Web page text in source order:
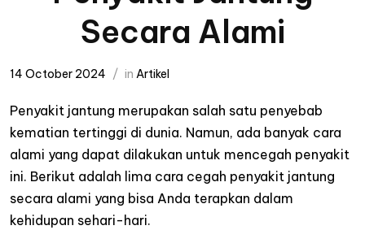
Secara Alami
14 October 2024 in Artikel
Penyakit jantung merupakan salah satu penyebab
kematian tertinggi di dunia. Namun, ada banyak cara
alami yang dapat dilakukan untuk mencegah penyakit
ini. Berikut adalah lima cara cegah penyakit jantung
secara alami yang bisa Anda terapkan dalam
kehidupan sehari-hari.